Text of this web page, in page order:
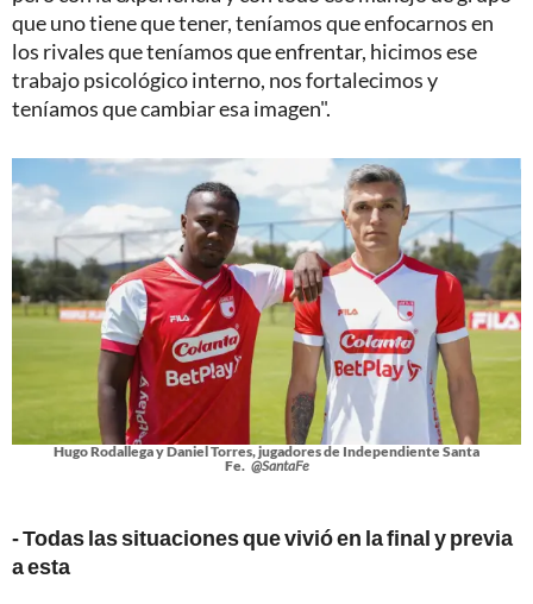
que uno tiene que tener, teníamos que enfocarnos en
los rivales que teníamos que enfrentar, hicimos ese
trabajo psicológico interno, nos fortalecimos y
teníamos que cambiar esa imagen".
Hugo Rodallega y Daniel Torres, jugadores de Independiente Santa
Fe. @SantaFe
- Todas las situaciones que vivió en la final y previa
a esta